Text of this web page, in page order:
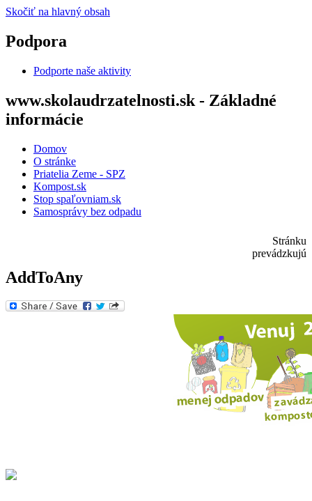
Skočiť na hlavný obsah
Podpora
Podporte naše aktivity
www.skolaudrzatelnosti.sk - Základné
informácie
Domov
O stránke
Priatelia Zeme - SPZ
Kompost.sk
Stop spaľovniam.sk
Samosprávy bez odpadu
Stránku
prevádzkujú
AddToAny